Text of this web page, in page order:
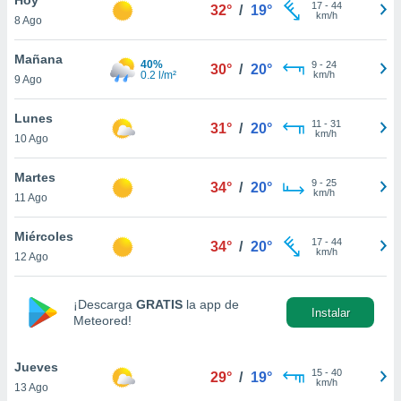
en
más
nuestra
de
aceptar
de
8 Ago
32° / 19° 17- 44
km/h
Mañana
9 Ago
40%
0.2 l/m²
30° / 20° 9- 24
km/h
Lunes
10 Ago
31° / 20° 11 - 31
km/h
Martes
11 Ago
34° / 20° 9- 25
km/h
Miércoles
12 Ago
34° / 20° 17- 44
km/h
¡Descarga GRATIS la app de
Meteored!
Instalar
Jueves
13 Ago
29° / 19° 15- 40
km/h